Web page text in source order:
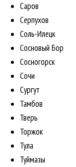
Саров
Серпухов
Соль-Илецк
Сосновый Бор
Сосногорск
Сочи
Сургут
Тамбов
Тверь
Торжок
Тула
Туймазы